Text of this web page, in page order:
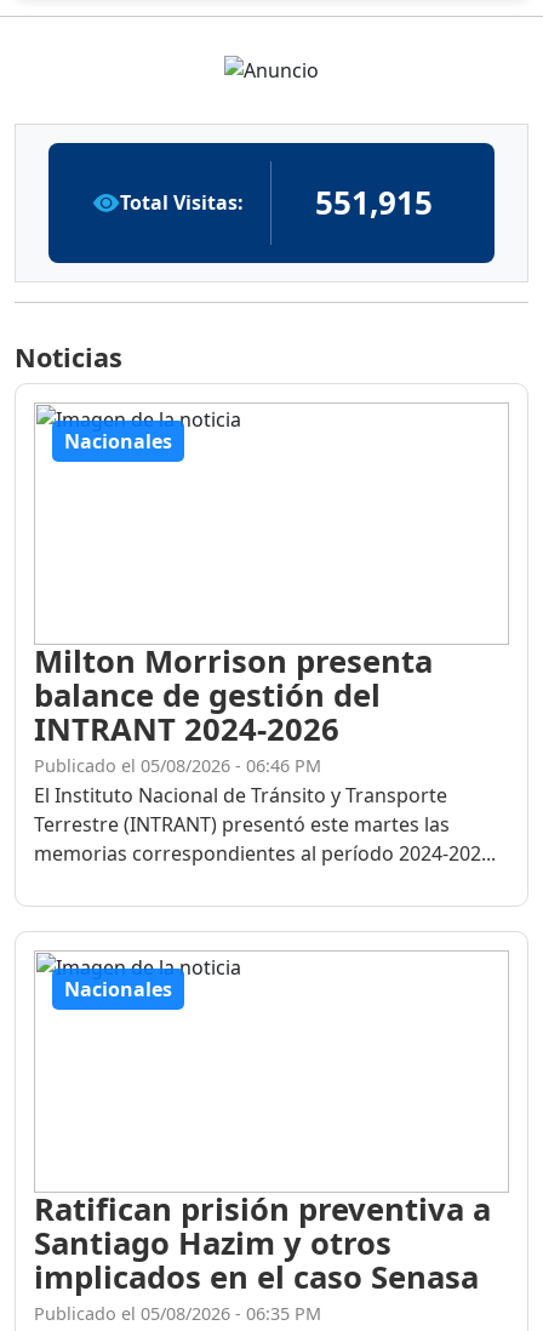
Total Visitas: 551,915
Noticias
Nacionales
Milton Morrison presenta
balance de gestión del
INTRANT 2024-2026
Publicado el 05/08/2026 - 06:46 PM
El Instituto Nacional de Tránsito y Transporte
Terrestre (INTRANT) presentó este martes las
memorias correspondientes al período 2024-202...
Nacionales
Ratifican prisión preventiva a
Santiago Hazim y otros
implicados en el caso Senasa
Publicado el 05/08/2026 - 06:35 PM